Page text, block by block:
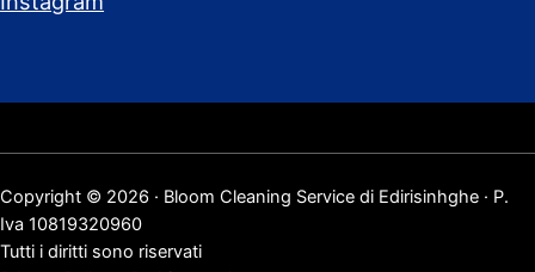
Copyright © 2026 · Bloom Cleaning Service di Edirisinhghe · P.
Iva 10819320960
Tutti i diritti sono riservati